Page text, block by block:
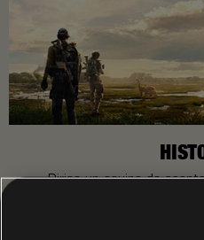
Dirige un equipo de